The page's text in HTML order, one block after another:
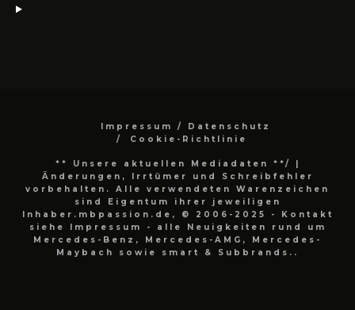
Impressum / Datenschutz
Cookie-Richtlinie
** Unsere aktuellen Mediadaten **/
Änderungen, Irrtümer und Schreibfehler
vorbehalten. Alle verwendeten Warenzeichen
sind Eigentum ihrer jeweiligen
Inhaber.mbpassion.de, © 2006-2025 - Kontakt
siehe Impressum - alle Neuigkeiten rund um
Mercedes-Benz, Mercedes-AMG, Mercedes-
Maybach sowie smart & Subbrands..